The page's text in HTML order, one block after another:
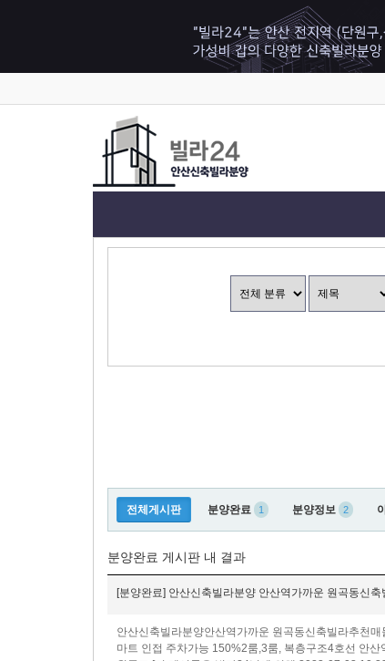
전체게시판 분양완료 1 분양정보 2
분양완료 게시판 내 결과
[분양완료] 안산신축빌라분양 안산역가까운 원곡동신
안산신축빌라분양안산역가까운 원곡동신축빌라 추천
마트 인접 주차가능 150%2룸,3룸, 복층구조​​4호선 안